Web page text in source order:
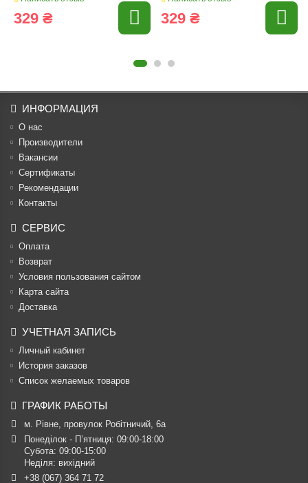
329 ₴ 329 ₴
ИНФОРМАЦИЯ
О нас
Производители
Вакансии
Cертификаты
Рекомендации
Контакты
СЕРВИС
Оплата
Возврат
Условия пользования сайтом
Карта сайта
Доставка
УЧЕТНАЯ ЗАПИСЬ
Личный кабинет
История заказов
Список желаемых товаров
ГРАФИК РАБОТЫ
м. Рівне, провулок Робітничий, 6а
Понеділок - П’ятниця: 09:00-18:00
Субота: 09:00-15:00
Неділя: вихідний
+38 (067) 364 71 72